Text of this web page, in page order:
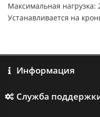
Максимальная нагрузка:
Устанавливается на
Информация
Служба